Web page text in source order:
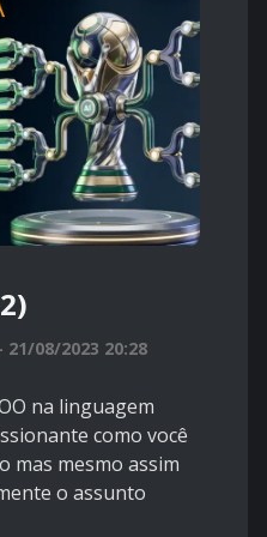
08/2023 20:28
na linguagem
como você
mas mesmo assim
o assunto